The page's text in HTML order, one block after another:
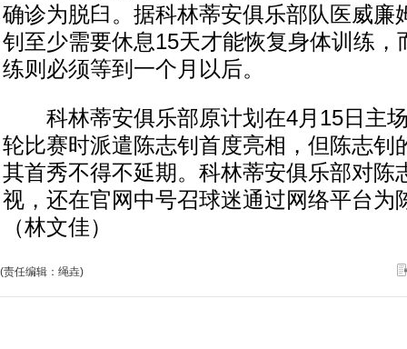
确诊为脱臼。据科林蒂安俱乐部队医威廉
钊至少需要休息15天才能恢复身体训练，
练则必须等到一个月以后。
科林蒂安俱乐部原计划在4月15日主
轮比赛时派遣陈志钊首度亮相，但陈志钊
其首秀不得不延期。科林蒂安俱乐部对陈
视，还在官网中号召球迷通过网络平台为
（林文佳）
(责任编辑：绳垚)